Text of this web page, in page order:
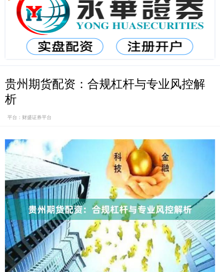
贵州期货配资：合规杠杆与专业风控解
析
平台：财盛证券平台